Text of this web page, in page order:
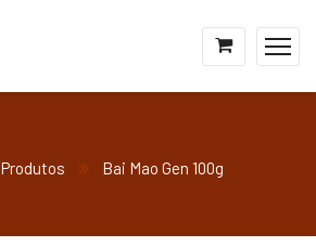
Produtos Bai Mao Gen 100g